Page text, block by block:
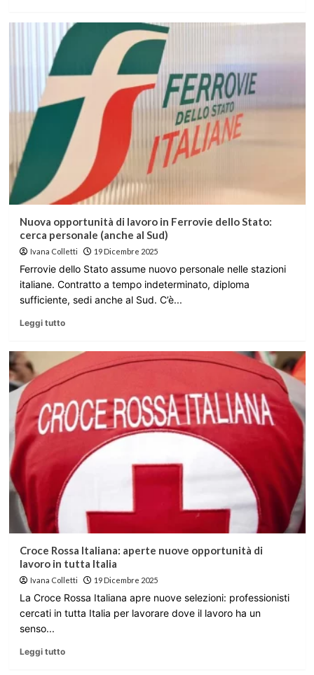
Nuova opportunità di lavoro in Ferrovie dello Stato:
cerca personale (anche al Sud)
Ivana Colletti 19 Dicembre 2025
Ferrovie dello Stato assume nuovo personale nelle stazioni
italiane. Contratto a tempo indeterminato, diploma
sufficiente, sedi anche al Sud. C’è...
Leggi tutto
Croce Rossa Italiana: aperte nuove opportunità di
lavoro in tutta Italia
Ivana Colletti 19 Dicembre 2025
La Croce Rossa Italiana apre nuove selezioni: professionisti
cercati in tutta Italia per lavorare dove il lavoro ha un
senso...
Leggi tutto